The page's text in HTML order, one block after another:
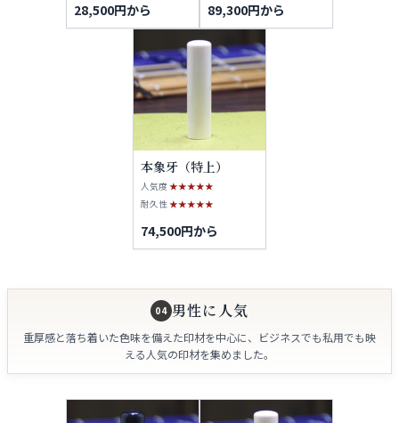
28,500円から 89,300円から
本象牙（特上）
人気度★★★★★
耐久性★★★★★
74,500円から
04 男性に人気
重厚感と落ち着いた色味を備えた印材を中心に、ビジネスでも私用でも映
える人気の印材を集めました。